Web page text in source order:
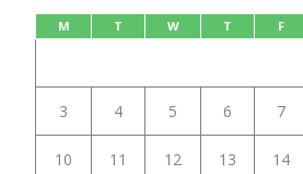
M T W T F
3 4 5 6 7
10 11 12 13 14